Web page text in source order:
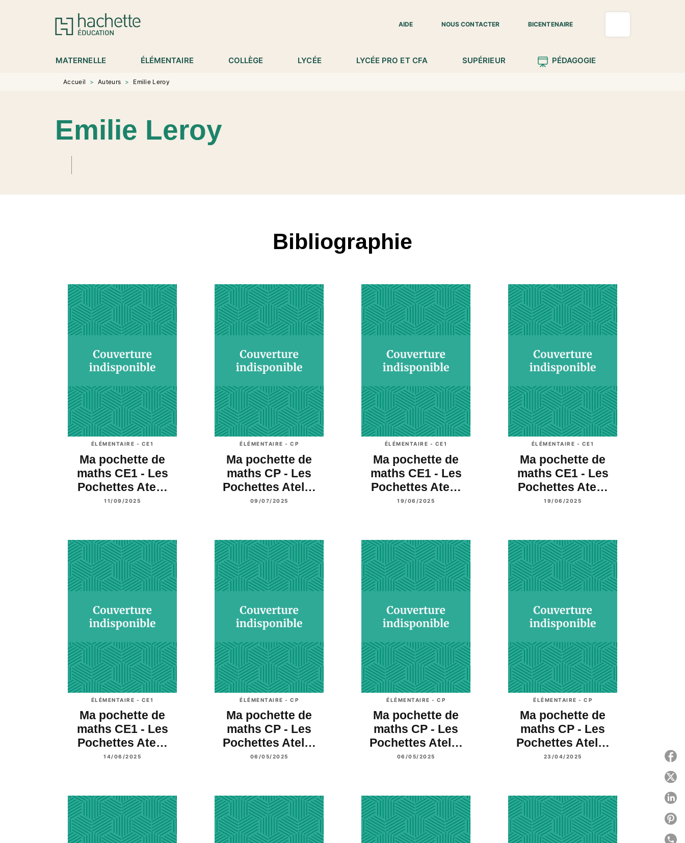
MENU RECHERCHE
AIDE
NOUS CONTACTER BICENTENAIRE
MATERNELLE ÉLÉMENTAIRE COLLÈGE LYCÉE LYCÉE PRO ET CFA SUPÉRIEUR PÉDAGOGIE
Accueil > Auteurs > Emilie Leroy
Emilie Leroy
Bibliographie
ÉLÉMENTAIRE - CE1
Ma pochette de
maths CE1 - Les
Pochettes Ate…
11/09/2025
ÉLÉMENTAIRE - CP
Ma pochette de
maths CP - Les
Pochettes Atel…
09/07/2025
ÉLÉMENTAIRE - CE1
Ma pochette de
maths CE1 - Les
Pochettes Ate…
19/06/2025
ÉLÉMENTAIRE - CE1
Ma pochette de
maths CE1 - Les
Pochettes Ate…
19/06/2025
ÉLÉMENTAIRE - CE1
Ma pochette de
maths CE1 - Les
Pochettes Ate…
14/06/2025
ÉLÉMENTAIRE - CP
Ma pochette de
maths CP - Les
Pochettes Atel…
06/05/2025
ÉLÉMENTAIRE - CP
Ma pochette de
maths CP - Les
Pochettes Atel…
06/05/2025
ÉLÉMENTAIRE - CP
Ma pochette de
maths CP - Les
Pochettes Atel…
23/04/2025